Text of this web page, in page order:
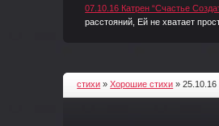
07.10.16 Катрен “Счастье
расстояний, Ей не хватает
стихи »Хорошие стихи » 25.10.16